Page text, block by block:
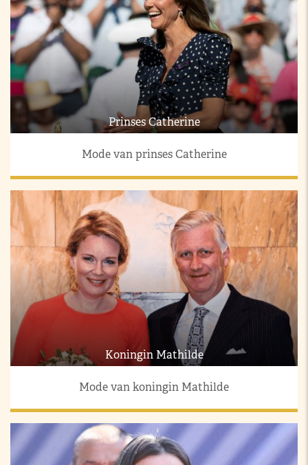
Prinses Catherine
Mode van prinses Catherine
Koningin Mathilde
Mode van koningin Mathilde